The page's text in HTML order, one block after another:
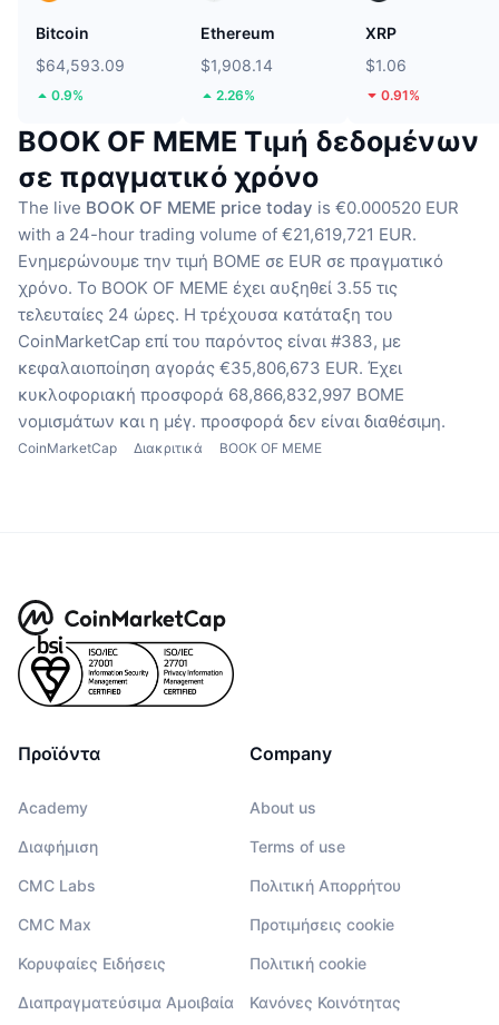
Bitcoin
$64,593.09
0.9%
Ethereum
$1,908.14
2.26%
XRP
$1.06
0.91%
BOOK OF MEME Τιμή δεδομένων
σε πραγματικό χρόνο
The live BOOK OF MEME price today is €0.000520 EUR
with a 24-hour trading volume of €21,619,721 EUR.
Ενημερώνουμε την τιμή BOME σε EUR σε πραγματικό
χρόνο. Το BOOK OF MEME έχει αυξηθεί 3.55 τις
τελευταίες 24 ώρες. Η τρέχουσα κατάταξη του
CoinMarketCap επί του παρόντος είναι #383, με
κεφαλαιοποίηση αγοράς €35,806,673 EUR. Έχει
κυκλοφοριακή προσφορά 68,866,832,997 BOME
νομισμάτων και η μέγ. προσφορά δεν είναι διαθέσιμη.
CoinMarketCap Διακριτικά BOOK OF MEME
Προϊόντα
Academy
Διαφήμιση
CMC Labs
CMC Max
Κορυφαίες Ειδήσεις
Διαπραγματεύσιμα Αμοιβαία
Company
About us
Terms of use
Πολιτική Απορρήτου
Προτιμήσεις cookie
Πολιτική cookie
Κανόνες Κοινότητας